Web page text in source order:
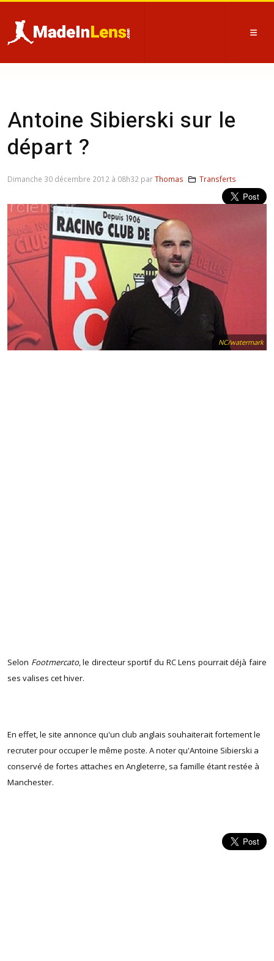
Antoine Sibierski sur le
départ ?
NC/watermark
Selon Footmercato, le directeur sportif du RC Lens pourrait déjà faire
ses valises cet hiver.
En effet, le site annonce qu'un club anglais souhaiterait fortement le
recruter pour occuper le même poste. A noter qu'Antoine Sibierski a
conservé de fortes attaches en Angleterre, sa famille étant restée à
Manchester.
Dimanche 30 décembre 2012 à 08h32 parThomas Transferts